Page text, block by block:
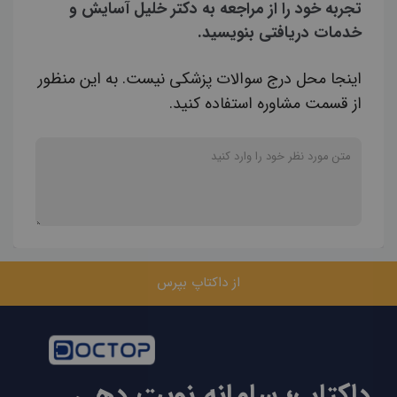
تجربه خود را از مراجعه به دکتر خلیل آسایش و
خدمات دریافتی بنویسید.
اینجا محل درج سوالات پزشکی نیست. به این منظور
از قسمت مشاوره استفاده کنید.
از داکتاپ بپرس